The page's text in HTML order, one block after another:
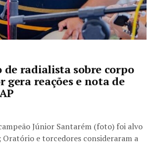
de radialista sobre corpo
gera reações e nota de
Júnior Santarém (foto) foi alvo
Oratório e torcedores consideraram a